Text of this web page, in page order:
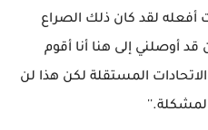
أفعله لقد كان ذلك الصراع
قد أوصلني إلى هنا أنا أقوم
المستقلة لكن هذا لن